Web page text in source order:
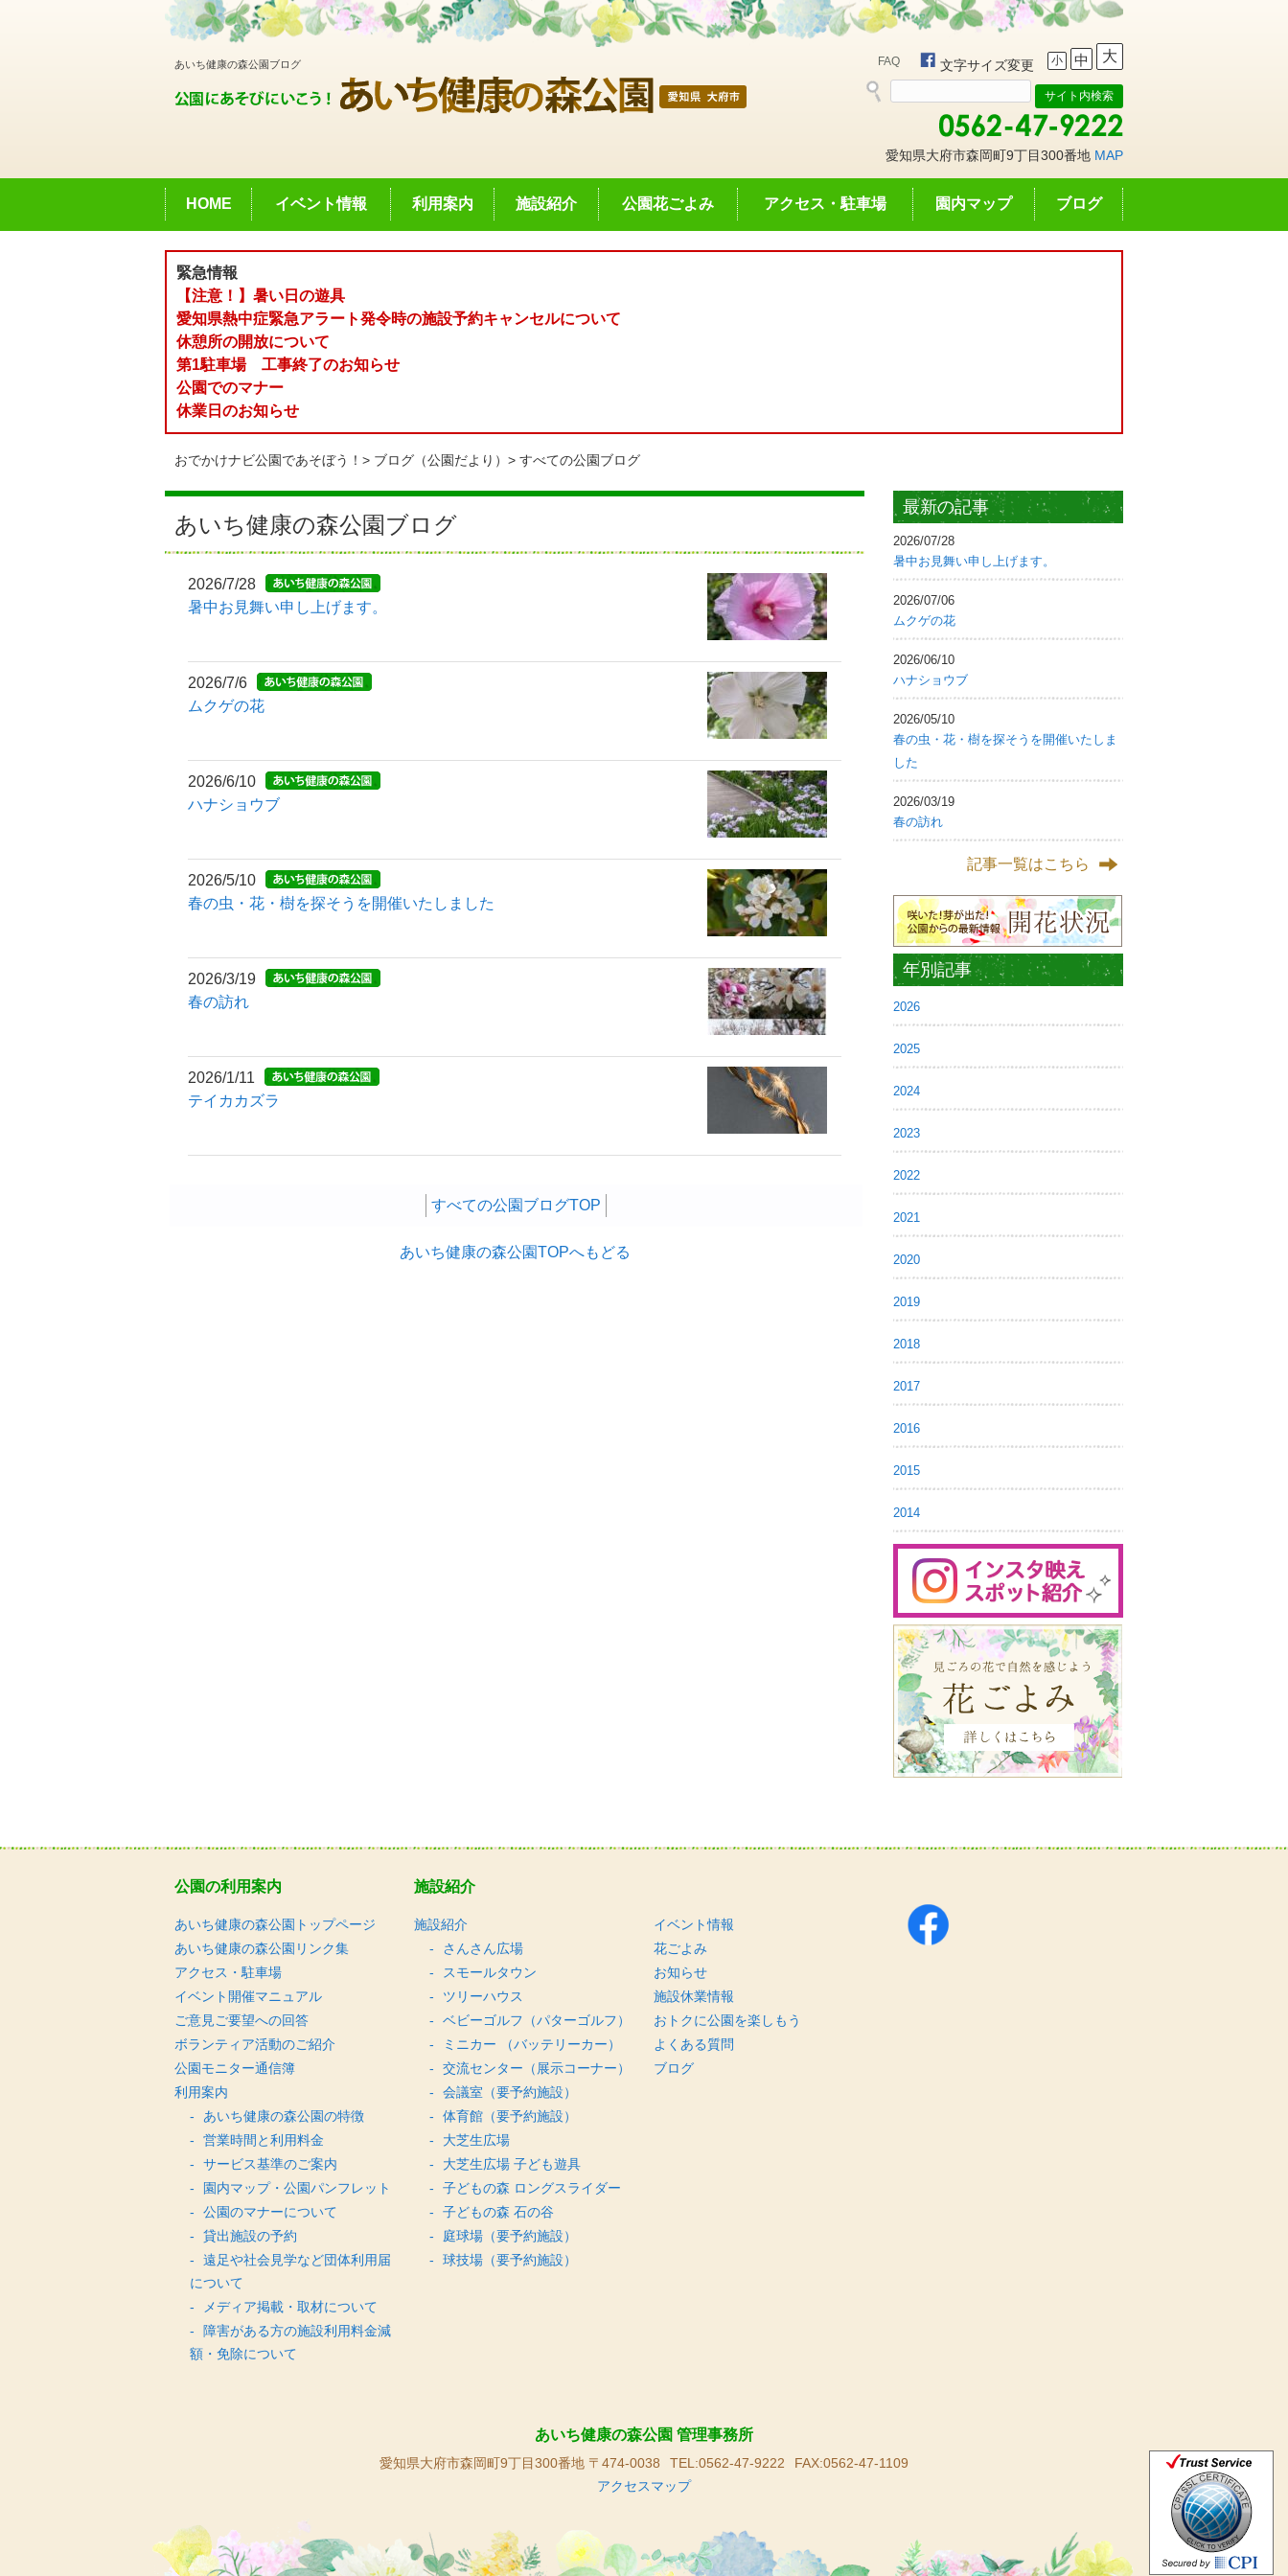
あいち健康の森公園ブログ FAQ 文字サイズ変更 小 中 大
愛知県大府市森岡町9丁目300番地 MAP
HOME イベント情報 利用案内 施設紹介 公園花ごよみ アクセス・駐車場 園内マップ ブログ
緊急情報
【注意！】暑い日の遊具
愛知県熱中症緊急アラート発令時の施設予約キャンセルについて
休憩所の開放について
第1駐車場 工事終了のお知らせ
公園でのマナー
休業日のお知らせ
おでかけナビ公園であそぼう！ ブログ（公園だより） すべての公園ブログ
あいち健康の森公園ブログ
2026/7/28
暑中お見舞い申し上げます。
2026/7/6
ムクゲの花
2026/6/10
ハナショウブ
2026/5/10
春の虫・花・樹を探そうを開催いたしました
2026/3/19
春の訪れ
2026/1/11
テイカカズラ
すべての公園ブログTOP
あいち健康の森公園TOPへもどる
最新の記事
2026/07/28
暑中お見舞い申し上げます。
2026/07/06
ムクゲの花
2026/06/10
ハナショウブ
2026/05/10
春の虫・花・樹を探そうを開催いたしま
した
2026/03/19
春の訪れ
記事一覧はこちら
年別記事
2026
2025
2024
2023
2022
2021
2020
2019
2018
2017
2016
2015
2014
公園の利用案内
あいち健康の森公園トップページ
あいち健康の森公園リンク集
アクセス・駐車場
イベント開催マニュアル
ご意見ご要望への回答
ボランティア活動のご紹介
公園モニター通信簿
利用案内
あいち健康の森公園の特徴
営業時間と利用料金
サービス基準のご案内
園内マップ・公園パンフレット
公園のマナーについて
貸出施設の予約
遠足や社会見学など団体利用届
について
メディア掲載・取材について
障害がある方の施設利用料金減
額・免除について
施設紹介
施設紹介
さんさん広場
スモールタウン
ツリーハウス
ベビーゴルフ（パターゴルフ）
ミニカー （バッテリーカー）
交流センター（展示コーナー）
会議室（要予約施設）
体育館（要予約施設）
大芝生広場
大芝生広場 子ども遊具
子どもの森 ロングスライダー
子どもの森 石の谷
庭球場（要予約施設）
球技場（要予約施設）
イベント情報
花ごよみ
お知らせ
施設休業情報
おトクに公園を楽しもう
よくある質問
ブログ
あいち健康の森公園 管理事務所
愛知県大府市森岡町9丁目300番地 〒474-0038 TEL:0562-47-9222
FAX:0562-47-1109
アクセスマップ